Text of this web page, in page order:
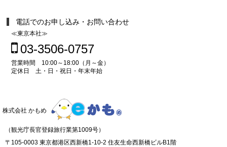
電話でのお申し込み・お問い合わせ
≪東京本社≫
03-3506-0757
営業時間 10:00～18:00（月～金）
定休日 土・日・祝日・年末年始
株式会社 かもめ
（観光庁長官登録旅行業第1009号）
〒105-0003 東京都港区西新橋1-10-2 住友生命西新橋ビルB1階